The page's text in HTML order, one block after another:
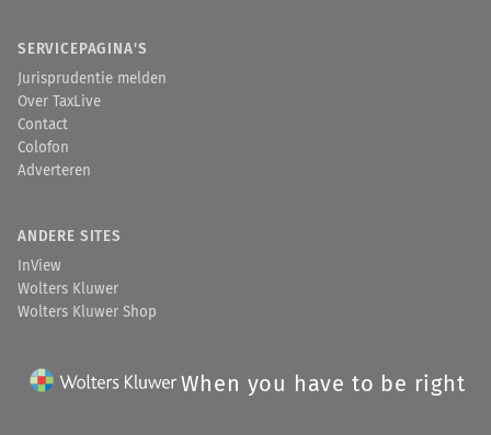
SERVICEPAGINA'S
Jurisprudentie melden
Over TaxLive
Contact
Colofon
Adverteren
ANDERE SITES
InView
Wolters Kluwer
Wolters Kluwer Shop
When you have to be right